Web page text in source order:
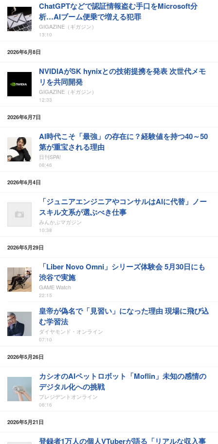
ChatGPTなどで認証情報盗む手口をMicrosoft分
析…AIブーム便乗で増える犯罪
GIGAZINE（ギガジン）
13:10
2026年6月8日
NVIDIAがSK hynixとの技術提携を発表 次世代メモ
リを共同開発
GIGAZINE（ギガジン）
12:33
2026年6月7日
AI時代こそ「最強」の存在に？経験値を持つ40～50
第が重宝される理由
日刊SPA!
08:46
2026年6月4日
「ジュニアエンジニアやコンサルはAIに代替」ノー
スキル文系が選ぶべき仕事
みんかぶマガジン
10:38
2026年5月29日
「Liber Novo Omni」シリーズ体験会 5月30日にも
渋谷で実施
GAME Watch
22:15
皇帝が偽名で「見習い」になった理由 現場に飛び込
む学習法
ダイヤモンド・オンライン
07:10
2026年5月26日
カシオのAIペットロボット「Moflin」未知の感情の
デジタル化への挑戦
プレジデントオンライン
06:16
2026年5月21日
登録者1万人の個人VTuberが語る「リアルな収入事